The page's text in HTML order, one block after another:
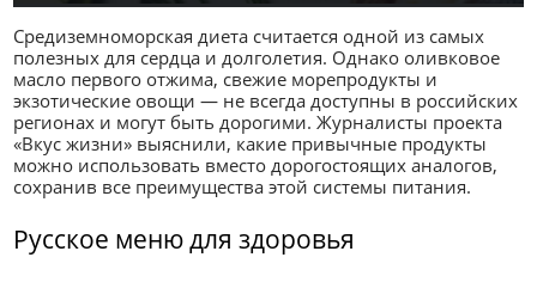
Средиземноморская диета считается одной из самых
полезных для сердца и долголетия. Однако оливковое
масло первого отжима, свежие морепродукты и
экзотические овощи — не всегда доступны в российских
регионах и могут быть дорогими. Журналисты проекта
«Вкус жизни» выяснили, какие привычные продукты
можно использовать вместо дорогостоящих аналогов,
сохранив все преимущества этой системы питания.
Русское меню для здоровья